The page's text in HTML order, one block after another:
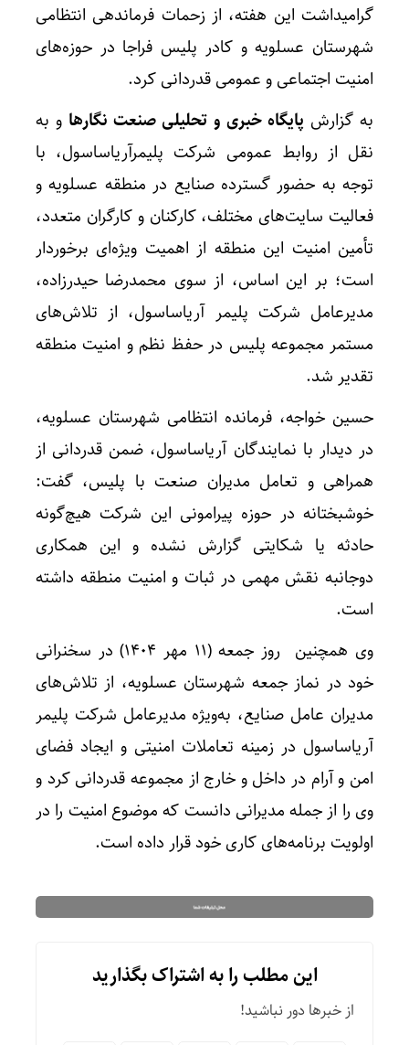
گرامیداشت این هفته، از زحمات فرماندهی انتظامی
شهرستان عسلویه و کادر پلیس فراجا در حوزه‌های
امنیت اجتماعی و عمومی قدردانی کرد.
به گزارش پایگاه خبری و تحلیلی صنعت نگارها و به
نقل از روابط عمومی شرکت پلیمرآریاساسول، با
توجه به حضور گسترده صنایع در منطقه عسلویه و
فعالیت سایت‌های مختلف، کارکنان و کارگران متعدد،
تأمین امنیت این منطقه از اهمیت ویژه‌ای برخوردار
است؛ بر این اساس، از سوی محمدرضا حیدرزاده،
مدیرعامل شرکت پلیمر آریاساسول، از تلاش‌های
مستمر مجموعه پلیس در حفظ نظم و امنیت منطقه
تقدیر شد.
حسین خواجه، فرمانده انتظامی شهرستان عسلویه،
در دیدار با نمایندگان آریاساسول، ضمن قدردانی از
همراهی و تعامل مدیران صنعت با پلیس، گفت:
خوشبختانه در حوزه پیرامونی این شرکت هیچ‌گونه
حادثه یا شکایتی گزارش نشده و این همکاری
دو‌جانبه نقش مهمی در ثبات و امنیت منطقه داشته
است.
وی همچنین روز جمعه (۱۱ مهر ۱۴۰۴) در سخنرانی
خود در نماز جمعه شهرستان عسلویه، از تلاش‌های
مدیران عامل صنایع، به‌ویژه مدیرعامل شرکت پلیمر
آریاساسول در زمینه تعاملات امنیتی و ایجاد فضای
امن و آرام در داخل و خارج از مجموعه قدردانی کرد و
وی را از جمله مدیرانی دانست که موضوع امنیت را در
اولویت برنامه‌های کاری خود قرار داده‌ است.
این مطلب را به اشتراک بگذارید
از خبرها دور نباشید!